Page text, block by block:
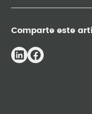
Comparte este